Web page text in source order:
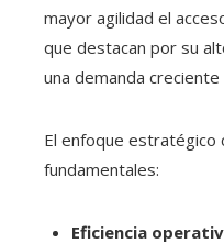
mayor agilidad el
que destacan por su
una demanda
El enfoque estratégico
fundamentales:
Eficiencia